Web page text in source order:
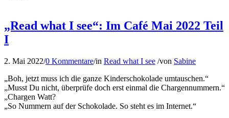
„Read what I see“: Im Café Mai 2022 Teil
I
2. Mai 2022/0 Kommentare/in Read what I see /von Sabine
„Boh, jetzt muss ich die ganze Kinderschokolade umtauschen.“
„Musst Du nicht, überprüfe doch erst einmal die Chargennummern.“
„Chargen Watt?
„So Nummern auf der Schokolade. So steht es im Internet.“